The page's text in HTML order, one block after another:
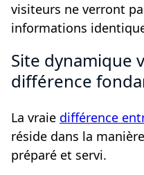
visiteurs ne verront
informations
Site dynamique
différence
La vraie différence
réside dans la
préparé et servi.